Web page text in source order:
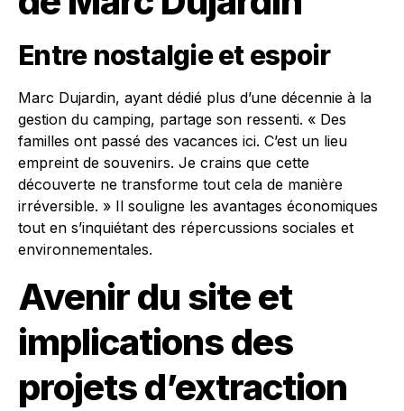
Entre nostalgie et espoir
Marc Dujardin, ayant dédié plus d’une décennie à la
gestion du camping, partage son ressenti. « Des
familles ont passé des vacances ici. C’est un lieu
empreint de souvenirs. Je crains que cette
découverte ne transforme tout cela de manière
irréversible. » Il souligne les avantages économiques
tout en s’inquiétant des répercussions sociales et
environnementales.
Avenir du site et
implications des
projets d’extraction